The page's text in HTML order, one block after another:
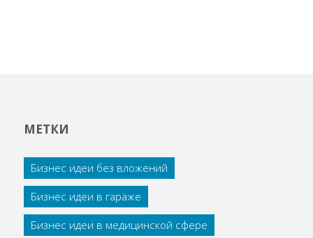
МЕТКИ
Бизнес идеи без вложений
Бизнес идеи в гараже
Бизнес идеи в медицинской сфере